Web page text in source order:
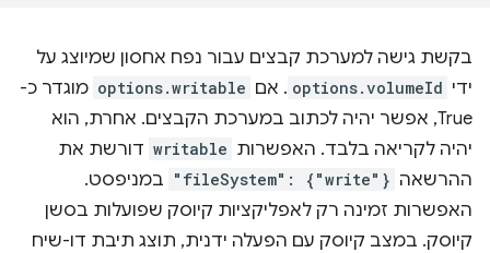
בקשת גישה למערכת קבצים עבור נפח אחסון שמיוצג על
ידי options.volumeId . אם options.writable מוגדר כ-
True, אפשר יהיה לכתוב במערכת הקבצים. אחרת, הוא
יהיה לקריאה בלבד. האפשרות writable דורשת את
ההרשאה "fileSystem": {"write"} במניפסט.
האפשרות זמינה רק לאפליקציות קיוסק שפועלות בסשן
קיוסק. במצב קיוסק עם הפעלה ידנית, תוצג תיבת דו-שיח